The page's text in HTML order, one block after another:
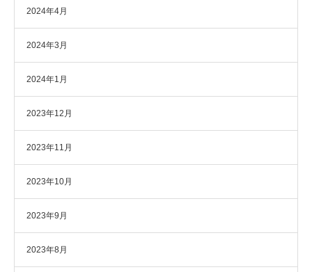
2024年4月
2024年3月
2024年1月
2023年12月
2023年11月
2023年10月
2023年9月
2023年8月